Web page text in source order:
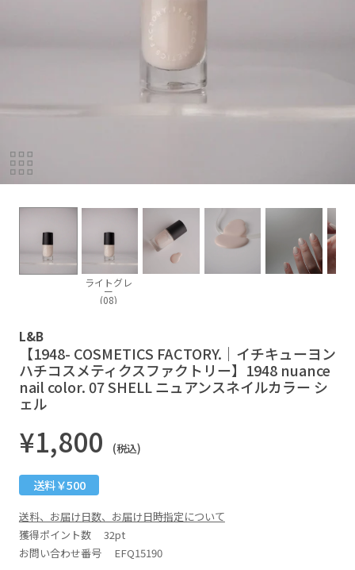
ライトグレ
ー
(08)
L&B
【1948- COSMETICS FACTORY.｜イチキューヨン
ハチコスメティクスファクトリー】1948 nuance
nail color. 07 SHELL ニュアンスネイルカラー シ
ェル
¥1,800 (税込)
送料￥500
送料、お届け日数、お届け日時指定について
獲得ポイント数 32pt
お問い合わせ番号 EFQ15190